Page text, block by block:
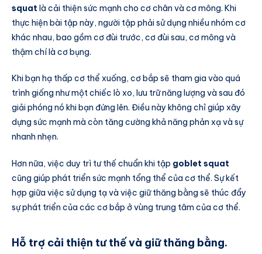
squat là cải thiện sức mạnh cho cơ chân và cơ mông. Khi
thực hiện bài tập này, người tập phải sử dụng nhiều nhóm cơ
khác nhau, bao gồm cơ đùi trước, cơ đùi sau, cơ mông và
thậm chí là cơ bụng.
Khi bạn hạ thấp cơ thể xuống, cơ bắp sẽ tham gia vào quá
trình giống như một chiếc lò xo, lưu trữ năng lượng và sau đó
giải phóng nó khi bạn đứng lên. Điều này không chỉ giúp xây
dựng sức mạnh mà còn tăng cường khả năng phản xạ và sự
nhanh nhẹn.
Hơn nữa, việc duy trì tư thế chuẩn khi tập goblet squat
cũng giúp phát triển sức mạnh tổng thể của cơ thể. Sự kết
hợp giữa việc sử dụng tạ và việc giữ thăng bằng sẽ thúc đẩy
sự phát triển của các cơ bắp ở vùng trung tâm của cơ thể.
Hỗ trợ cải thiện tư thế và giữ thăng bằng.